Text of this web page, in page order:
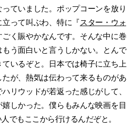
ていました。ポップコーンを放り
って叫ぶわ、特に『スター・ウォ
く賑やかなんです。そんな中に巻
う面白いと言うしかない。とんで
いるぞと。日本では椅子に立ち上
が、熱気は伝わって来るものがあ
リウッドが若返った感じがして、
しかった。僕らもみんな映画を目
でもここから行けるんだぞと。